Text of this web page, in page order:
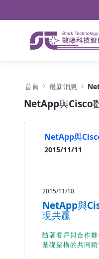
首頁 最新消息
NetApp與Cisco
NetApp與
2015/11/11
2015/11/10
NetApp與
現共贏
隨著客戶與合作
基礎架構的共同銷